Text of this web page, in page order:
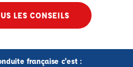
LES CONSEILS
française c'est :